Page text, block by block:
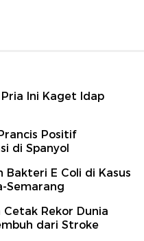
Ini Kaget Idap
Positif
di Spanyol
Bakteri E Coli di Kasus
Semarang
Rekor Dunia
dari Stroke